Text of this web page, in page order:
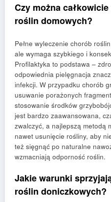
Czy można
roślin domowych?
Pełne wyleczenie chorób
ale wymaga szybkiego i
Profilaktyka to podstawa –
odpowiednia pielęgnacja
infekcji. W przypadku chorób
usuwanie porażonych
stosowanie środków
jest bardzo zaawansowana,
zwalczyć, a najlepszą metodą
nawet usunięcie rośliny, aby
też sięgnąć po naturalne
wzmacniają odporność roślin.
Jakie warunki
roślin doniczkowych?